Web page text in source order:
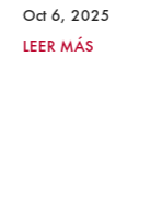
Oct 6, 2025
LEER MÁS